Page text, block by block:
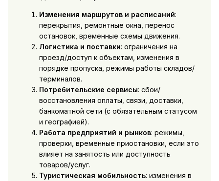
Изменения маршрутов и расписаний:
перекрытия, ремонтные окна, перенос
остановок, временные схемы движения.
Логистика и поставки: ограничения на
проезд/доступ к объектам, изменения в
порядке пропуска, режимы работы складов/
терминалов.
Потребительские сервисы: сбои/
восстановления оплаты, связи, доставки,
банкоматной сети (с обязательным статусом
и географией).
Работа предприятий и рынков: режимы,
проверки, временные приостановки, если это
влияет на занятость или доступность
товаров/услуг.
Туристическая мобильность: изменения в